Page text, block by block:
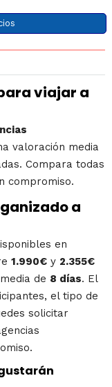
viajar a
valoración media
Compara todas
compromiso.
a
en
1.990€ y 2.355€
de 8 días. El
el tipo de
solicitar